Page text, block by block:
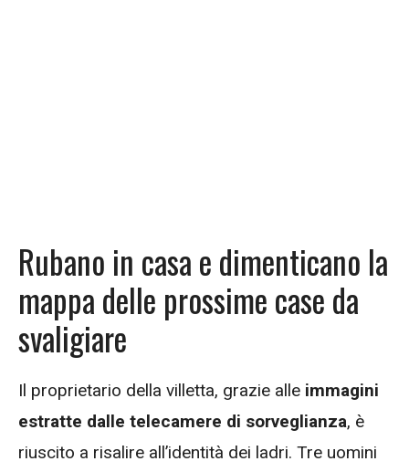
Rubano in casa e dimenticano la
mappa delle prossime case da
svaligiare
Il proprietario della villetta, grazie alle immagini
estratte dalle telecamere di sorveglianza, è
riuscito a risalire all’identità dei ladri. Tre uomini